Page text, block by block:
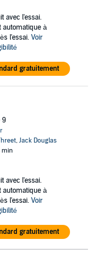
avec l'essai.
automatique à
l'essai. Voir
gratuitement
9
,Jack Douglas
min
avec l'essai.
automatique à
l'essai. Voir
gratuitement